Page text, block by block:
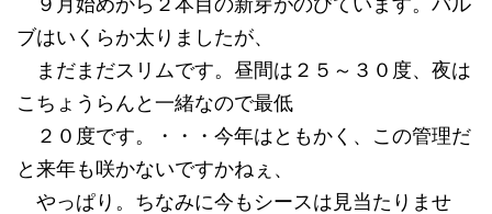
９月始めから２本目の新芽がのびています。バル
ブはいくらか太りましたが、
まだまだスリムです。昼間は２５～３０度、夜は
こちょうらんと一緒なので最低
２０度です。・・・今年はともかく、この管理だ
と来年も咲かないですかねぇ、
やっぱり。ちなみに今もシースは見当たりませ